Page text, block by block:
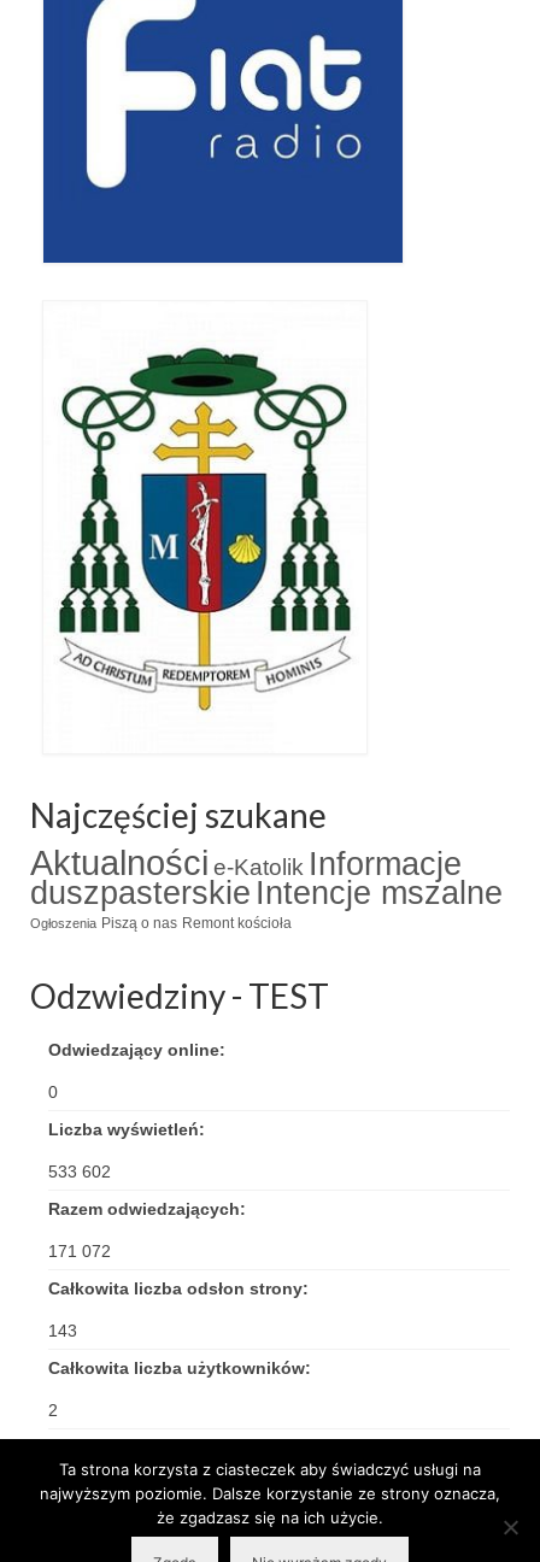
Najczęściej szukane
Aktualności e-Katolik Informacje
duszpasterskie Intencje mszalne
Ogłoszenia Piszą o nas Remont kościoła
Odzwiedziny - TEST
Odwiedzający online:
0
Liczba wyświetleń:
533 602
Razem odwiedzających:
171 072
Całkowita liczba odsłon strony:
143
Całkowita liczba użytkowników:
2
Ta strona korzysta z ciasteczek aby świadczyć usługi na
najwyższym poziomie. Dalsze korzystanie ze strony oznacza,
że zgadzasz się na ich użycie.